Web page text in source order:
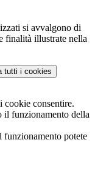
si avvalgono di
finalità illustrate nella
tutti i cookies
cookie consentire.
il funzionamento della
funzionamento potete